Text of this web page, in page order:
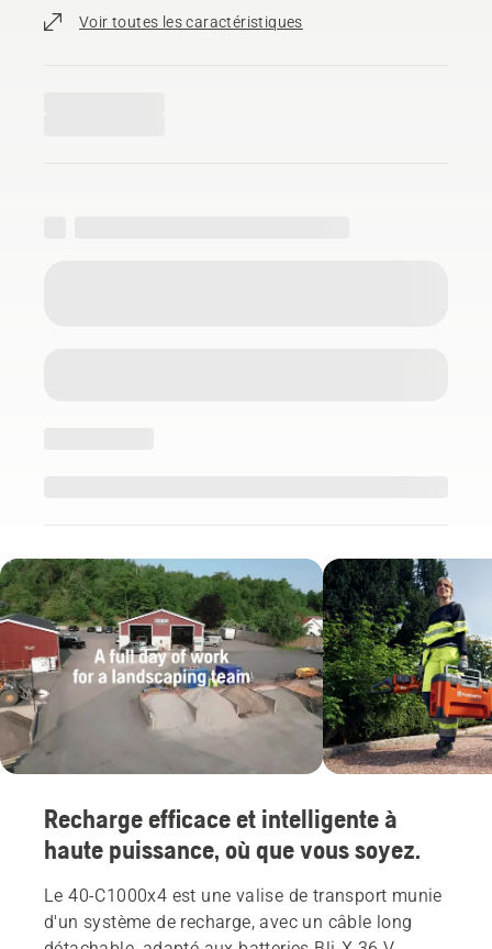
Voir toutes les caractéristiques
Recharge efficace et intelligente à
haute puissance, où que vous soyez.
Le 40-C1000x4 est une valise de transport munie
d'un système de recharge, avec un câble long